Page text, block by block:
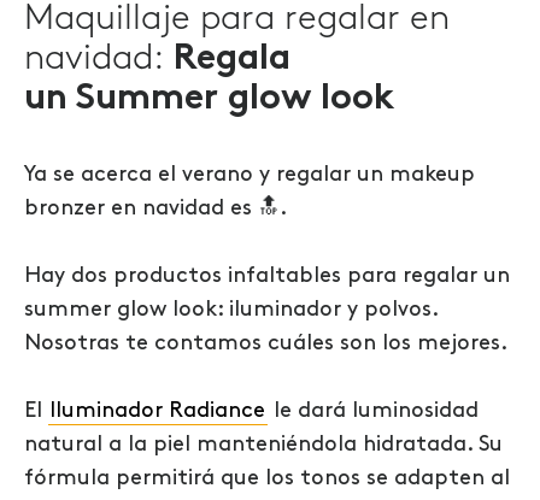
Maquillaje para regalar en
navidad: Regala
un Summer glow look
Ya se acerca el verano y regalar un makeup
bronzer en navidad es 🔝.
Hay dos productos infaltables para regalar un
summer glow look: iluminador y polvos.
Nosotras te contamos cuáles son los mejores.
El Iluminador Radiance le dará luminosidad
natural a la piel manteniéndola hidratada. Su
fórmula permitirá que los tonos se adapten al